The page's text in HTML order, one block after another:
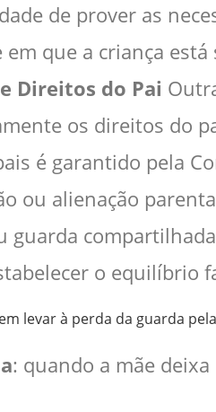
de prover as
em que a criança
Direitos do Pai
os direitos do
é garantido pela
ou alienação
guarda
o equilíbrio
levar à perda da guarda
: quando a mãe